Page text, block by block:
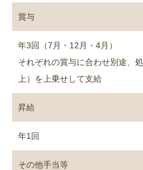
賞与
年3回（7月・12月・4月）
それぞれの賞与に合わせ別途、
上）を上乗せして支給
昇給
年1回
その他手当等